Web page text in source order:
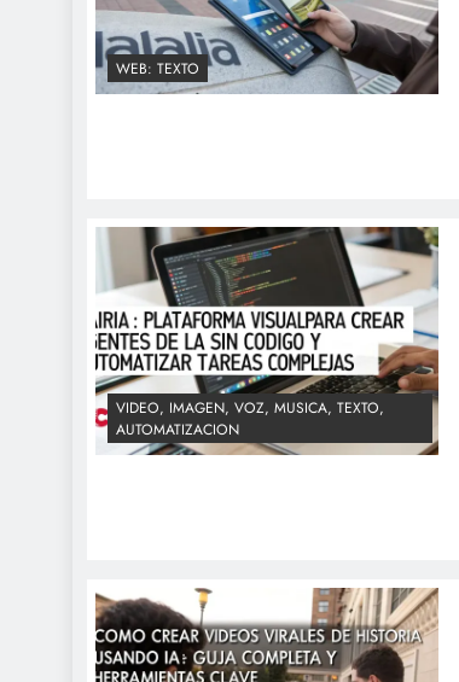
WEB: TEXTO
VIDEO, IMAGEN, VOZ, MUSICA, TEXTO,
AUTOMATIZACION